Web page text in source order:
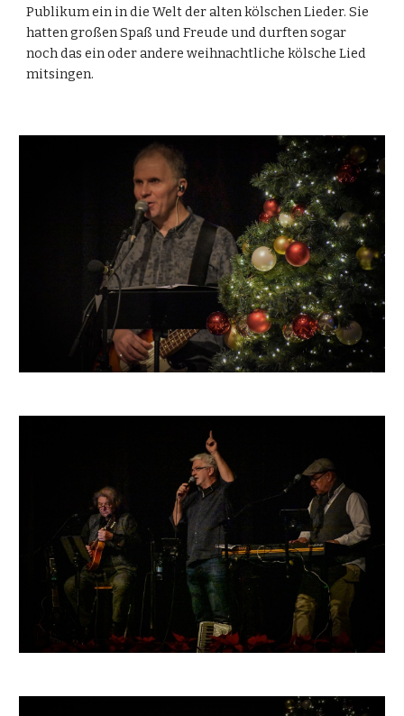
Publikum ein in die Welt der alten kölschen Lieder. Sie
hatten großen Spaß und Freude und durften sogar
noch das ein oder andere weihnachtliche kölsche Lied
mitsingen.